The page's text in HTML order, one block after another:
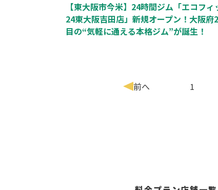
【東大阪市今米】24時間ジム「エコフィ
24東大阪吉田店」新規オープン！大阪府
目の“気軽に通える本格ジム”が誕生！
前へ 1